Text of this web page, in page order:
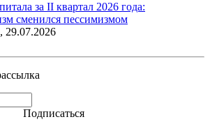
за II квартал 2026 года:
сменился пессимизмом
, 29.07.2026
Подписаться